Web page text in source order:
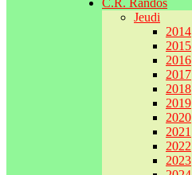
C.R. Randos
Jeudi
2014
2015
2016
2017
2018
2019
2020
2021
2022
2023